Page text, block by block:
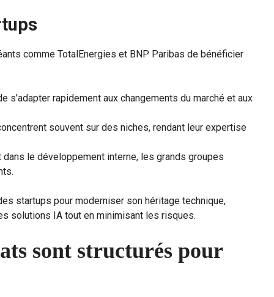
comme TotalEnergies et BNP Paribas de bénéficier
rapidement aux changements du marché et aux
souvent sur des niches, rendant leur expertise
le développement interne, les grands groupes
startups pour moderniser son héritage technique,
solutions IA tout en minimisant les risques.
sont structurés pour